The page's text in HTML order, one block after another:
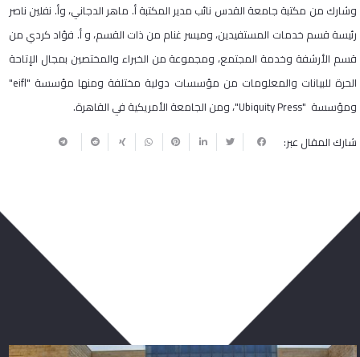
وشارك من مكتبة جامعة القدس نائب مدير المكتبة أ. ماهر الدجاني، وأ. نفلين ناصر
رئيسة قسم خدمات المستفيدين، وميسر غنام من ذات القسم، و أ. فؤاد كردي من
قسم الأرشفة وخدمة المجتمع، ومجموعة من الخبراء والمختصين بمجال الإتاحة
الحرة للبيانات والمعلومات من مؤسسات دولية مختلفة ومنها مؤسسة "eifl"
ومؤسسة "Ubiquity Press"، ومن الجامعة الأمريكية في القاهرة.
شارك المقال عبر: